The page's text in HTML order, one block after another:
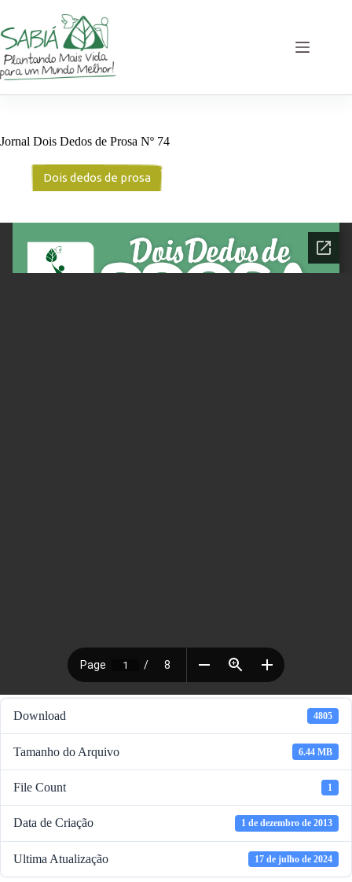
o
conteúdo
Jornal Dois Dedos de Prosa Nº 74
Dois dedos de prosa
Download 4805
Tamanho do Arquivo 6.44 MB
File Count 1
Data de Criação 1 de dezembro de 2013
Ultima Atualização 17 de julho de 2024